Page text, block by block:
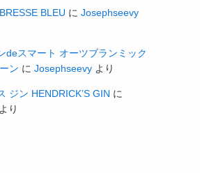
BLEU に Josephseevy
deスマート オーツブランミック
ン に Josephseevy より
ジン HENDRICK’S GIN に
より